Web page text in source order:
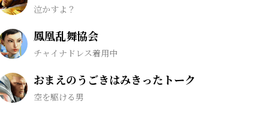
泣かすよ？
鳳凰乱舞協会
チャイナドレス着用中
おまえのうごきはみきったトーク
空を駆ける男